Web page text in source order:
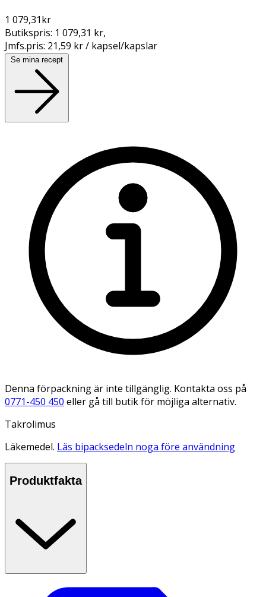
1 079,31kr
Butikspris: 1 079,31 kr,
Jmfs.pris: 21,59 kr / kapsel/kapslar
Se mina recept
Denna förpackning är inte tillgänglig. Kontakta oss på
0771-450 450 eller gå till butik för möjliga alternativ.
Takrolimus
Läkemedel. Läs bipacksedeln noga före användning
Produktfakta